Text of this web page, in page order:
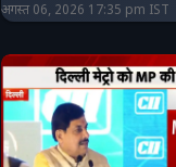
अगस्त 06, 2026 17:35 pm IST